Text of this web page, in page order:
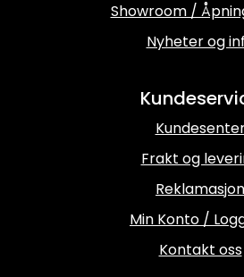
Showroom /
Nyheter og
Frakt og
Reklamasjon
Min Konto /
Kontakt oss